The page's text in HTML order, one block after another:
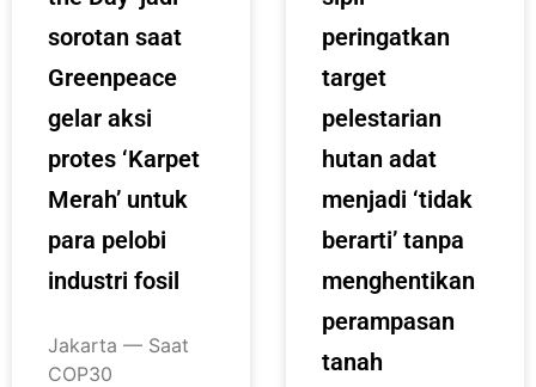
sorotan saat
Greenpeace
gelar aksi
protes ‘Karpet
Merah’ untuk
para pelobi
industri fosil
Jakarta — Saat
COP30
peringatkan
target
pelestarian
hutan adat
menjadi ‘tidak
berarti’ tanpa
menghentikan
perampasan
tanah